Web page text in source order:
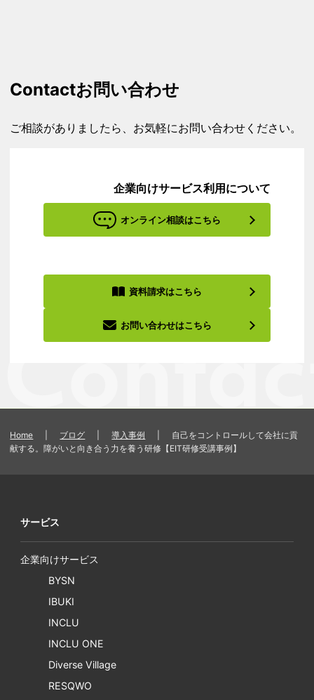
Contactお問い合わせ
ご相談がありましたら、お気軽にお問い合わせください。
企業向けサービス利用について
オンライン相談はこちら
資料請求はこちら
お問い合わせはこちら
Home ブログ 導入事例
自己をコントロールして会社に貢
献する。障がいと向き合う力を養う研修【EIT研修受講事例】
サービス
企業向けサービス
BYSN
IBUKI
INCLU
INCLU ONE
Diverse Village
RESQWO